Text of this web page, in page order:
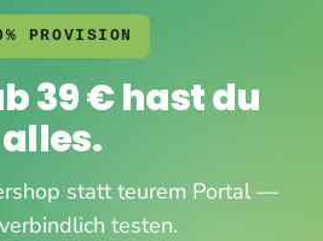
PROVISION
39 € hast du
alles.
statt teurem Portal —
testen.